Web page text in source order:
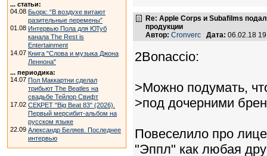
... статьи:
04.08 Бьорк: “В воздухе витают
разительные перемены”
01.08 Интервью Пола для ЮТуб
канала The Rest is
Entertainment
14.07 Книга "Слова и музыка Джона
Леннона"
... периодика:
14.07 Пол Маккартни сделал
трибьют The Beatles на
свадьбе Тейлор Свифт
17.02 СЕКРЕТ "Big Beat 83" (2026).
Первый мерсибит-альбом на
русском языке
22.09 Александр Беляев. Последнее
интервью
Re: Apple Corps и Subafilms
продукции
Автор: Cronverc Дата: 06.02.18
2Bonaccio:
>Можно подумать,
>под дочерними
Повеселило про
"Эппл" как любая